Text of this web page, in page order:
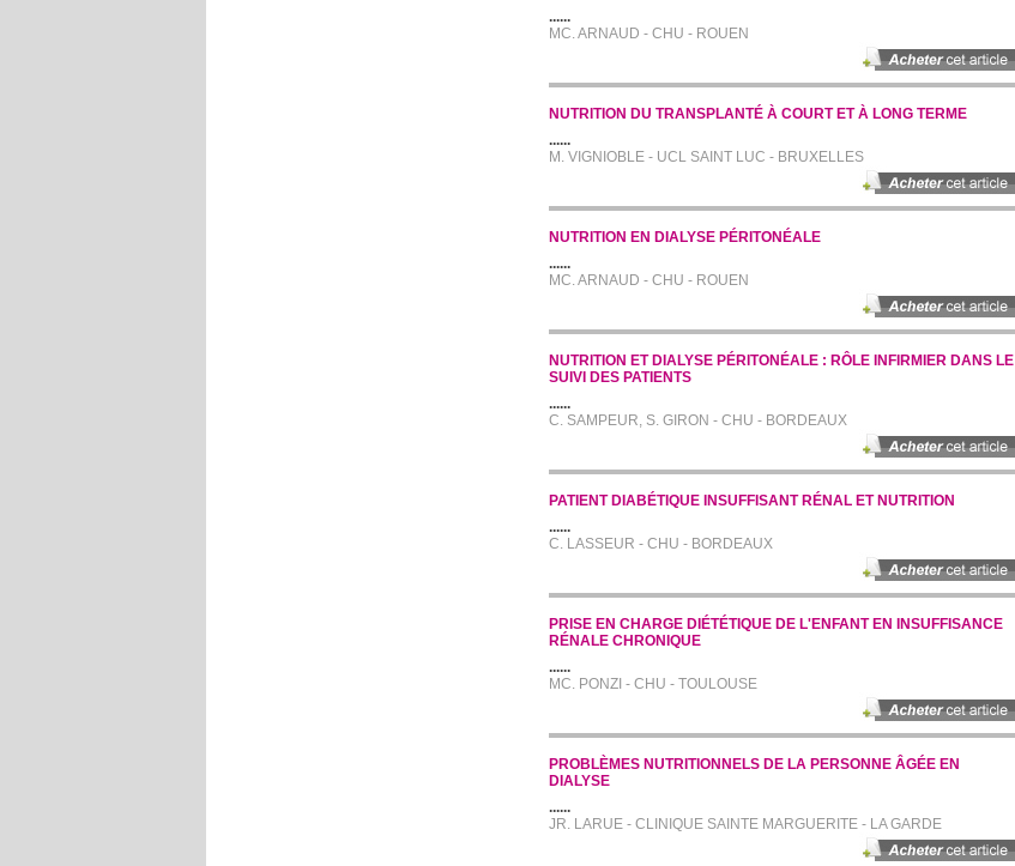
......
MC. ARNAUD - CHU - ROUEN
NUTRITION DU TRANSPLANTÉ À COURT ET À LONG TERME
......
M. VIGNIOBLE - UCL SAINT LUC - BRUXELLES
NUTRITION EN DIALYSE PÉRITONÉALE
......
MC. ARNAUD - CHU - ROUEN
NUTRITION ET DIALYSE PÉRITONÉALE : RÔLE INFIRMIER DANS LE
SUIVI DES PATIENTS
......
C. SAMPEUR, S. GIRON - CHU - BORDEAUX
PATIENT DIABÉTIQUE INSUFFISANT RÉNAL ET NUTRITION
......
C. LASSEUR - CHU - BORDEAUX
PRISE EN CHARGE DIÉTÉTIQUE DE L'ENFANT EN INSUFFISANCE
RÉNALE CHRONIQUE
......
MC. PONZI - CHU - TOULOUSE
PROBLÈMES NUTRITIONNELS DE LA PERSONNE ÂGÉE EN
DIALYSE
......
JR. LARUE - CLINIQUE SAINTE MARGUERITE - LA GARDE